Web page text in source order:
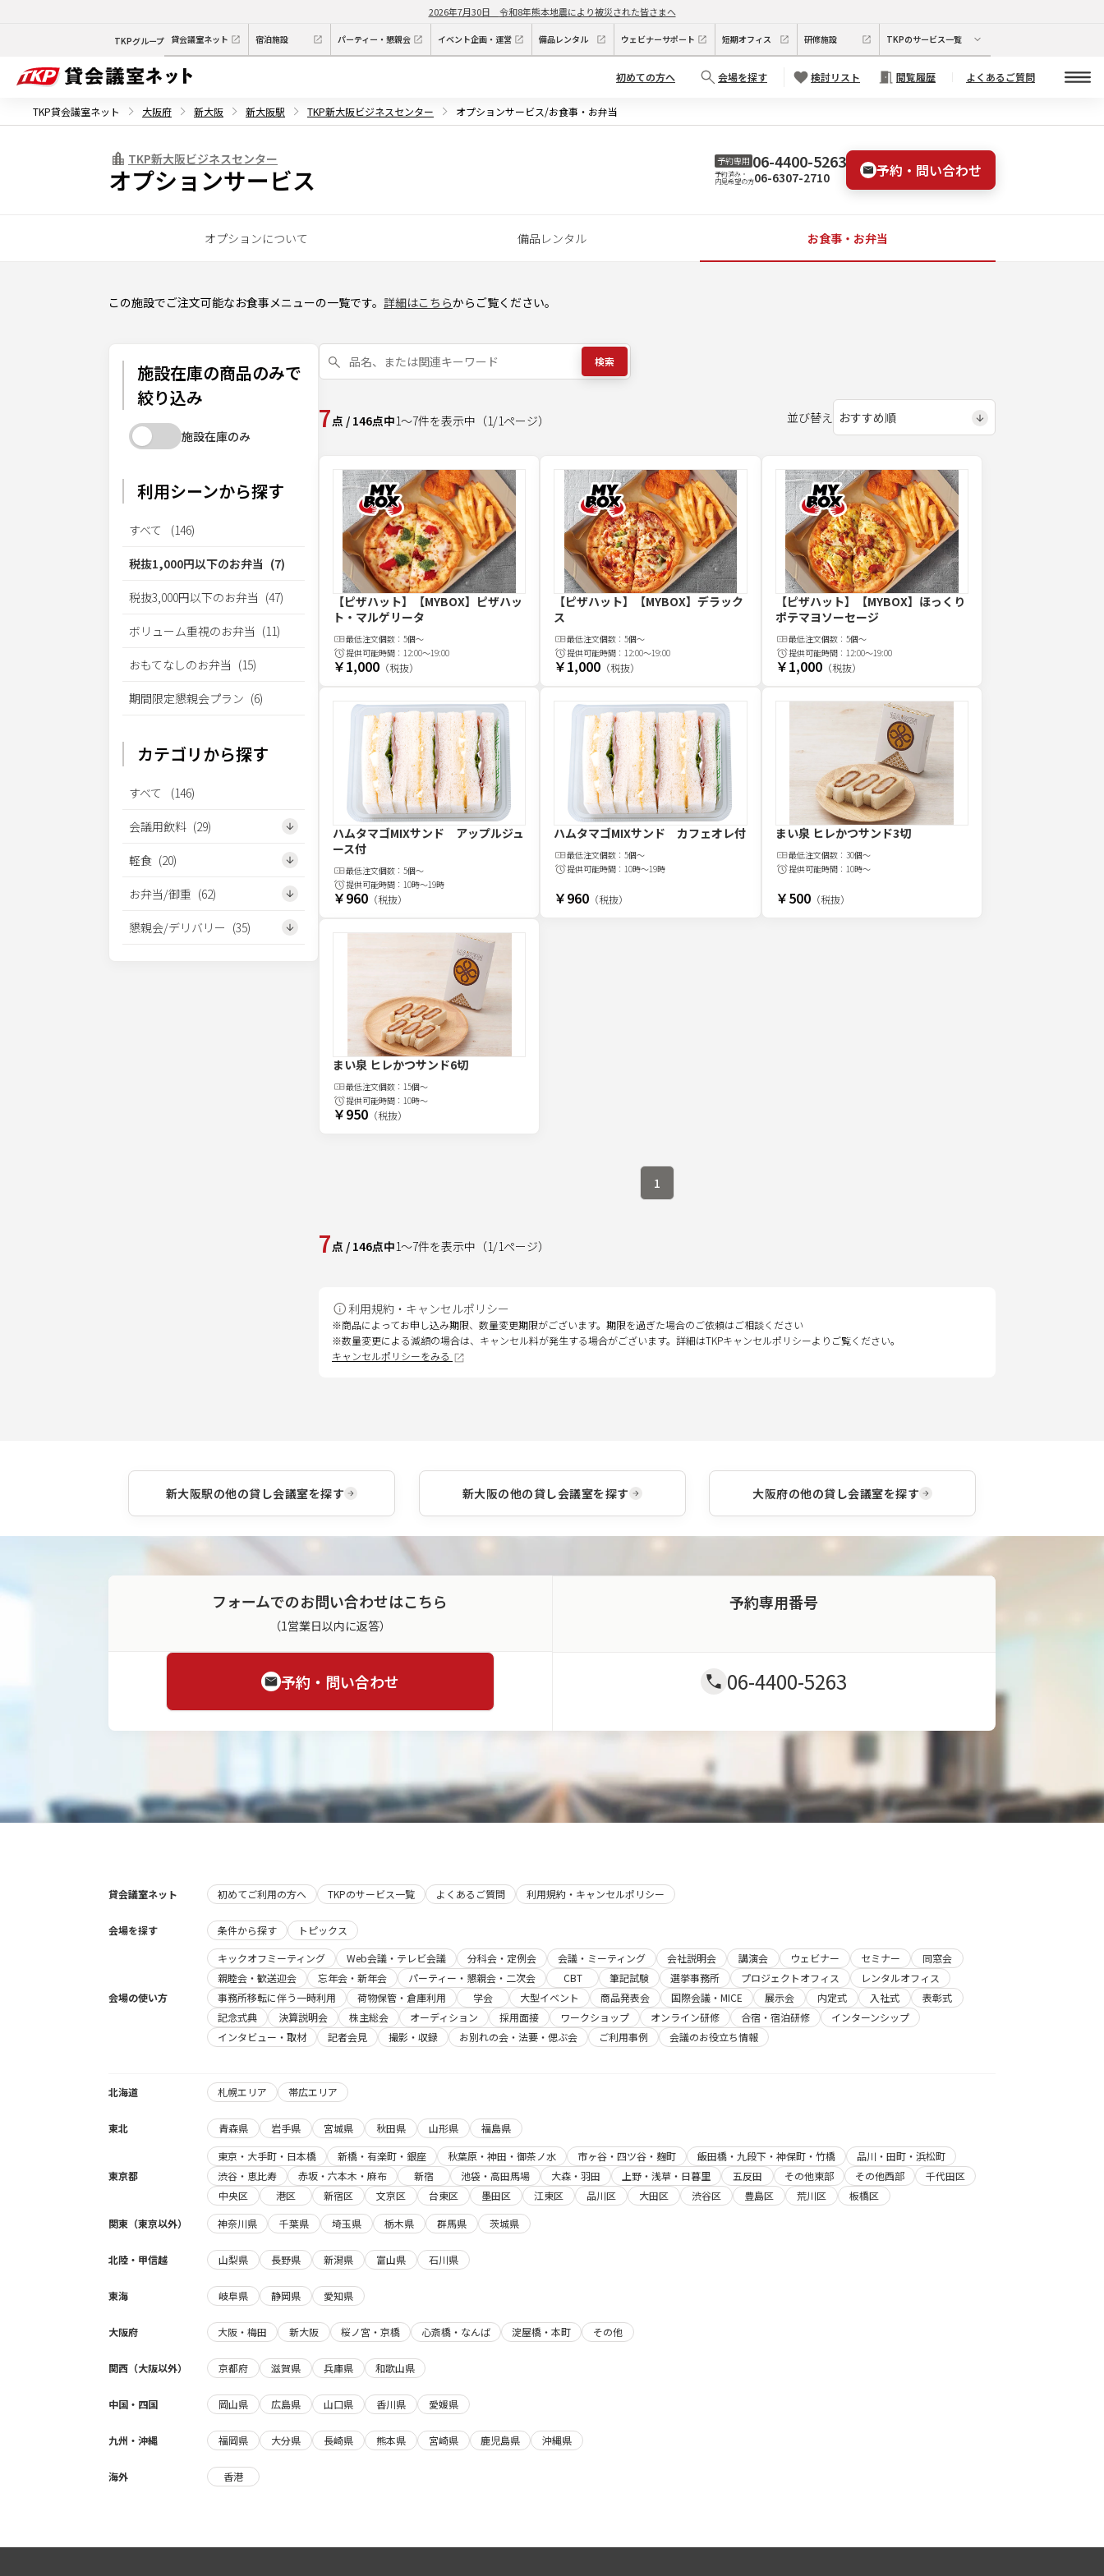
2026年7月30日 令和8年熊本地震により被災された皆さまへ
TKPグループ 貸会議室ネット 宿泊施設 パーティー・懇親会 イベント企画・運営 備品レンタル ウェビナーサポート 短期オフィス 研修施設 TKPのサービス一覧
初めての方へ 会場を探す 検討リスト 閲覧履歴 よくあるご質問
TKP貸会議室ネット 大阪府 新大阪 新大阪駅 TKP新大阪ビジネスセンター オプションサービス/お食事・お弁当
TKP新大阪ビジネスセンター
オプションサービス
予約専用 06-4400-5263
予約済み・
内見希望の方06-6307-2710 予約・問い合わせ
オプションについて 備品レンタル お食事・お弁当
この施設でご注文可能なお食事メニューの一覧です。 詳細はこちらからご覧ください。
施設在庫の商品のみで
絞り込み
施設在庫のみ
利用シーンから探す
すべて (146)
税抜1,000円以下のお弁当 (7)
税抜3,000円以下のお弁当 (47)
ボリューム重視のお弁当 (11)
おもてなしのお弁当 (15)
期間限定懇親会プラン (6)
カテゴリから探す
すべて (146)
会議用飲料 (29)
軽食 (20)
お弁当/御重 (62)
懇親会/デリバリー (35)
検索
7点 / 146点中1～7件を表示中 （1/1ページ） 並び替え
【ピザハット】【MYBOX】ピザハッ
ト・マルゲリータ
最低注文個数： 5個～
提供可能時間： 12:00～19:00
￥1,000 （税抜）
【ピザハット】【MYBOX】デラック
ス
最低注文個数：5個～
提供可能時間：12:00～19:00
￥1,000 （税抜）
【ピザハット】【MYBOX】ほっくり
ポテマヨソーセージ
最低注文個数： 5個～
提供可能時間： 12:00～19:00
￥1,000（税抜）
ハムタマゴMIXサンド アップルジュ
ース付
最低注文個数： 5個～
提供可能時間： 10時～19時
￥960 （税抜）
ハムタマゴMIXサンド カフェオレ付
最低注文個数：5個～
提供可能時間：10時～19時
￥960 （税抜）
まい泉 ヒレかつサンド3切
最低注文個数： 30個～
提供可能時間： 10時～
￥500（税抜）
まい泉 ヒレかつサンド6切
最低注文個数： 15個～
提供可能時間： 10時～
￥950 （税抜）
1
7点 / 146点中1～7件を表示中 （1/1ページ）
利用規約・キャンセルポリシー
※商品によってお申し込み期限、数量変更期限がございます。期限を過ぎた場合のご依頼はご相談ください
※数量変更による減額の場合は、キャンセル料が発生する場合がございます。詳細はTKPキャンセルポリシーよりご覧ください。
キャンセルポリシーをみる
新大阪駅の他の貸し会議室を探す 新大阪の他の貸し会議室を探す 大阪府の他の貸し会議室を探す
フォームでのお問い合わせはこちら
（1営業日以内に返答）
予約・問い合わせ
予約専用番号
06-4400-5263
貸会議室ネット 初めてご利用の方へ TKPのサービス一覧 よくあるご質問 利用規約・キャンセルポリシー
会場を探す 条件から探す トピックス
会場の使い方
キックオフミーティング Web会議・テレビ会議 分科会・定例会 会議・ミーティング 会社説明会 講演会 ウェビナー セミナー
同窓会
親睦会・歓送迎会
忘年会・新年会 パーティー・懇親会・二次会 CBT 筆記試験 選挙事務所 プロジェクトオフィス
レンタルオフィス
事務所移転に伴う一時利用
荷物保管・倉庫利用 学会 大型イベント 商品発表会 国際会議・MICE 展示会 内定式 入社式
表彰式
記念式典
決算説明会 株主総会 オーディション 採用面接 ワークショップ オンライン研修 合宿・宿泊研修
インターンシップ
インタビュー・取材
記者会見 撮影・収録 お別れの会・法要・偲ぶ会 ご利用事例 会議のお役立ち情報
北海道 札幌エリア 帯広エリア
東北 青森県 岩手県 宮城県 秋田県 山形県 福島県
東京都
東京・大手町・日本橋 新橋・有楽町・銀座 秋葉原・神田・御茶ノ水 市ヶ谷・四ツ谷・麹町 飯田橋・九段下・神保町・竹橋
品川・田町・浜松町
渋谷・恵比寿
赤坂・六本木・麻布 新宿 池袋・高田馬場 大森・羽田 上野・浅草・日暮里 五反田 その他東部 その他西部
千代田区
中央区
港区 新宿区 文京区 台東区 墨田区 江東区 品川区 大田区 渋谷区 豊島区 荒川区
板橋区
関東（東京以外）
神奈川県 千葉県 埼玉県 栃木県 群馬県 茨城県
北陸・甲信越 山梨県 長野県 新潟県 富山県 石川県
東海 岐阜県 静岡県 愛知県
大阪府 大阪・梅田 新大阪 桜ノ宮・京橋 心斎橋・なんば 淀屋橋・本町 その他
関西（大阪以外） 京都府 滋賀県 兵庫県 和歌山県
中国・四国 岡山県 広島県 山口県 香川県 愛媛県
九州・沖縄 福岡県 大分県 長崎県 熊本県 宮崎県 鹿児島県 沖縄県
海外 香港